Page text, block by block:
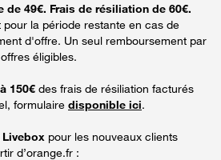
de 49€. Frais de résiliation de 60€.
pour la période restante en cas de
d'offre. Un seul remboursement par
éligibles.
150€ des frais de résiliation facturés
formulaire disponible ici.
Livebox pour les nouveaux clients
d’orange.fr :